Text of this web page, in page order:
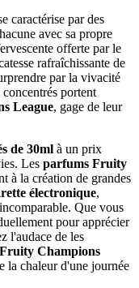
caractérise par des
avec sa propre
offerte par le
rafraîchissante de
par la vivacité
concentrés portent
League, gage de leur
de 30ml à un prix
Les parfums Fruity
à la création de grandes
électronique,
Que vous
pour apprécier
l'audace de les
Fruity Champions
la chaleur d'une journée